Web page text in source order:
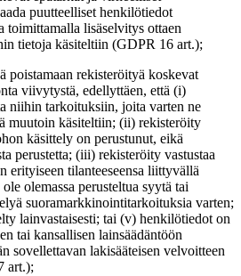
puutteelliset henkilötiedot
toimittamalla lisäselvitys ottaen
tietoja käsiteltiin (GDPR 16 art.);
poistamaan rekisteröityä koskevat
viivytystä, edellyttäen, että (i)
niihin tarkoituksiin, joita varten ne
muutoin käsiteltiin; (ii) rekisteröity
käsittely on perustunut, eikä
perustetta; (iii) rekisteröity vastustaa
erityiseen tilanteeseensa liittyvällä
olemassa perusteltua syytä tai
suoramarkkinointitarkoituksia varten;
lainvastaisesti; tai (v) henkilötiedot on
tai kansallisen lainsäädäntöön
sovellettavan lakisääteisen velvoitteen
art.);